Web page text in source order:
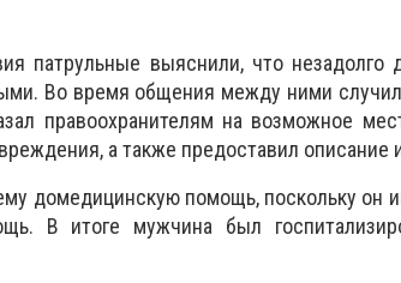
патрульные выяснили, что незадолго
Во время общения между ними
правоохранителям на возможное
а также предоставил описание
домедицинскую помощь, поскольку он
В итоге мужчина был